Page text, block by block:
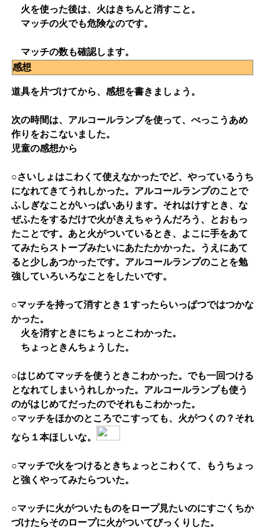
火を使った後は、火はきちんと消すこと。
マッチの火でも危険なのです。
マッチの数も確認します。
感想
道具を片づけてから、感想を書きましょう。
次の時間は、アルコールランプを使って、べっこうあめ
作りをおこないました。
児童の感想から
○さいしょはこわくて使えなかったでど、やっているうち
になれてきてうれしかった。アルコールランプのことで
ふしぎなことがいっぱいあります。それはけすとき、な
ぜふたをするだけで火がきえちゃうんだろう、とおもっ
たことです。あと火がついているとき、よこに手をあて
てみたらストーブみたいにあたたかかった。うえにあて
ると少しあつかったです。アルコールランプのことを勉
強していろいろなことをしたいです。
○マッチを持って消すとき１すったらいっぱつではつかな
かった。
火を消すときにちょっとこわかった。
ちょっときんちょうした。
○はじめてマッチを使うときこわかった。でも一回つける
となれてしまいうれしかった。アルコールランプも使う
のがはじめてだったのでそれもこわかった。
○マッチをほかのところでこすっても、火がつくの？それ
なら１本ほしいな。
○マッチで火をつけるときちょっとこわくて、もうちょっ
と強くやってみたらついた。
○マッチに火がついたものをロープ見たいのにすごくちか
づけたらそのロープに火がついてびっくりした。